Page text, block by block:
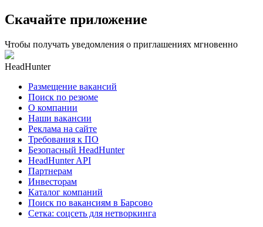
Скачайте приложение
Чтобы получать уведомления о приглашениях мгновенно
HeadHunter
Размещение вакансий
Поиск по резюме
О компании
Наши вакансии
Реклама на сайте
Требования к ПО
Безопасный HeadHunter
HeadHunter API
Партнерам
Инвесторам
Каталог компаний
Поиск по вакансиям в Барсово
Сетка: соцсеть для нетворкинга